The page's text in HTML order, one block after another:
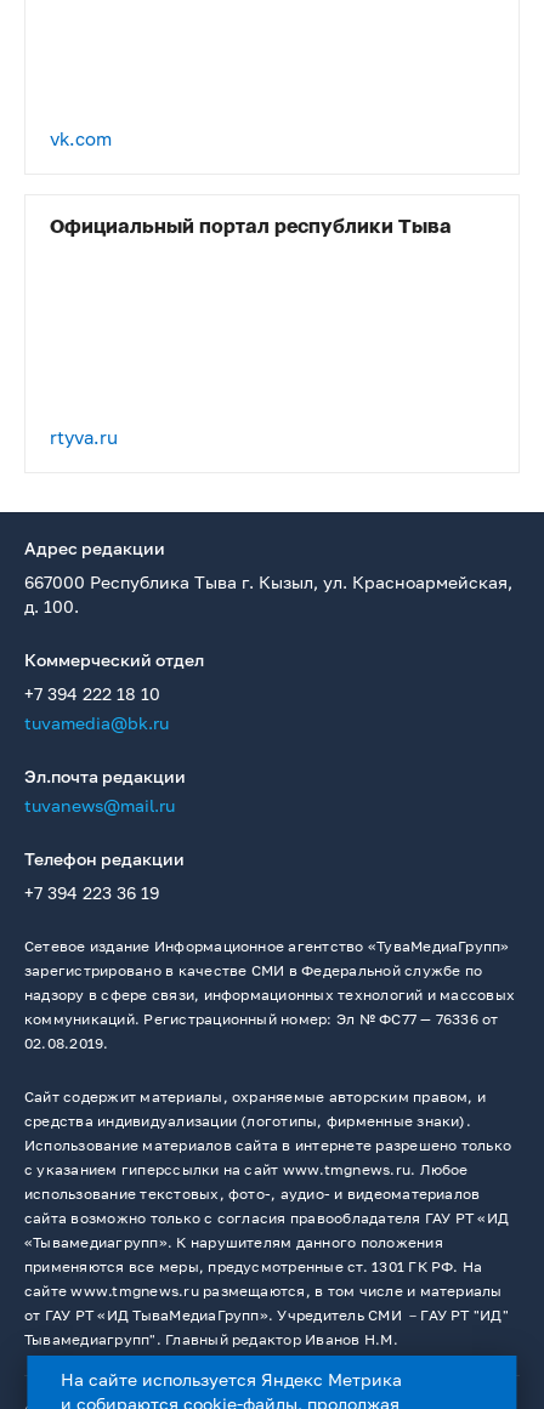
vk.com
Официальный портал республики Тыва
rtyva.ru
Адрес редакции
667000 Республика Тыва г. Кызыл, ул. Красноармейская,
д. 100.
Коммерческий отдел
+7 394 222 18 10
tuvamedia@bk.ru
Эл.почта редакции
tuvanews@mail.ru
Телефон редакции
+7 394 223 36 19
Сетевое издание Информационное агентство «ТуваМедиаГрупп»
зарегистрировано в качестве СМИ в Федеральной службе по
надзору в сфере связи, информационных технологий и массовых
коммуникаций. Регистрационный номер: Эл № ФС77 — 76336 от
02.08.2019.
Сайт содержит материалы, охраняемые авторским правом, и
средства индивидуализации (логотипы, фирменные знаки).
Использование материалов сайта в интернете разрешено только
с указанием гиперссылки на сайт www.tmgnews.ru. Любое
использование текстовых, фото-, аудио- и видеоматериалов
сайта возможно только с согласия правообладателя ГАУ РТ «ИД
«Тывамедиагрупп». К нарушителям данного положения
применяются все меры, предусмотренные ст. 1301 ГК РФ. На
сайте www.tmgnews.ru размещаются, в том числе и материалы
от ГАУ РТ «ИД ТываМедиаГрупп». Учредитель СМИ －ГАУ РТ "ИД"
Тывамедиагрупп". Главный редактор Иванов Н.М.
На сайте используется Яндекс Метрика
и собираются cookie-файлы, продолжая